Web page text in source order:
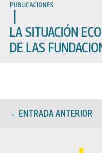
PUBLICACIONES
LA SITUACIÓN
DE LAS
←ENTRADA ANTERIOR